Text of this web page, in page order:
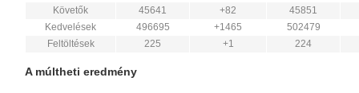
Követők
45641 +82
45851
Kedvelések
496695 +1465
502479
Feltöltések
225 +1 224
A múltheti eredmény